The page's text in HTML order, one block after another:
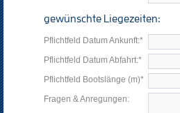
gewünschte Liegezeiten:
Pflichtfeld Datum Ankunft:*
Pflichtfeld Datum Abfahrt:*
Pflichtfeld Bootslänge (m)*
Fragen & Anregungen: